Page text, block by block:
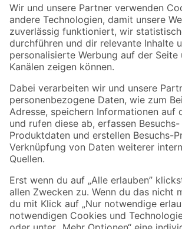
Der toom Newsletter: Keine Angebote und Aktionen
Zur Newsletter Anmeldung
Folge uns
Zahlungsarten
Sicher einkaufen
Jetzt die toom-App herunterladen